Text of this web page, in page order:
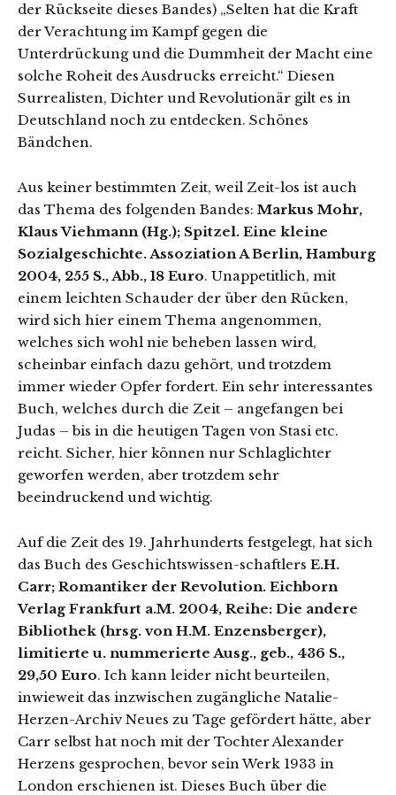
der Rückseite dieses Bandes) „Selten hat die Kraft
der Verachtung im Kampf gegen die
Unterdrückung und die Dummheit der Macht eine
solche Roheit des Ausdrucks erreicht.“ Diesen
Surrealisten, Dichter und Revolutionär gilt es in
Deutschland noch zu entdecken. Schönes
Bändchen.
Aus keiner bestimmten Zeit, weil Zeit-los ist auch
das Thema des folgenden Bandes: Markus Mohr,
Klaus Viehmann (Hg.); Spitzel. Eine kleine
Sozialgeschichte. Assoziation A Berlin, Hamburg
2004, 255 S., Abb., 18 Euro. Unappetitlich, mit
einem leichten Schauder der über den Rücken,
wird sich hier einem Thema angenommen,
welches sich wohl nie beheben lassen wird,
scheinbar einfach dazu gehört, und trotzdem
immer wieder Opfer fordert. Ein sehr interessantes
Buch, welches durch die Zeit – angefangen bei
Judas – bis in die heutigen Tagen von Stasi etc.
reicht. Sicher, hier können nur Schlaglichter
geworfen werden, aber trotzdem sehr
beeindruckend und wichtig.
Auf die Zeit des 19. Jahrhunderts festgelegt, hat sich
das Buch des Geschichtswissen-schaftlers E.H.
Carr; Romantiker der Revolution. Eichborn
Verlag Frankfurt a.M. 2004, Reihe: Die andere
Bibliothek (hrsg. von H.M. Enzensberger),
limitierte u. nummerierte Ausg., geb., 436 S.,
29,50 Euro. Ich kann leider nicht beurteilen,
inwieweit das inzwischen zugängliche Natalie-
Herzen-Archiv Neues zu Tage gefördert hätte, aber
Carr selbst hat noch mit der Tochter Alexander
Herzens gesprochen, bevor sein Werk 1933 in
London erschienen ist. Dieses Buch über die